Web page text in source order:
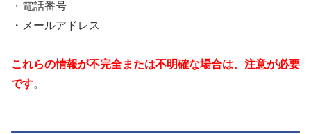
・電話番号
・メールアドレス
これらの情報が不完全または不明確な場合は、注意が必要
です。